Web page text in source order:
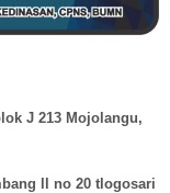
J 213 Mojolangu,
ll no 20 tlogosari